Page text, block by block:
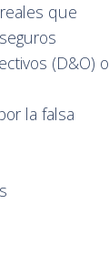
que
(D&O) o
la falsa